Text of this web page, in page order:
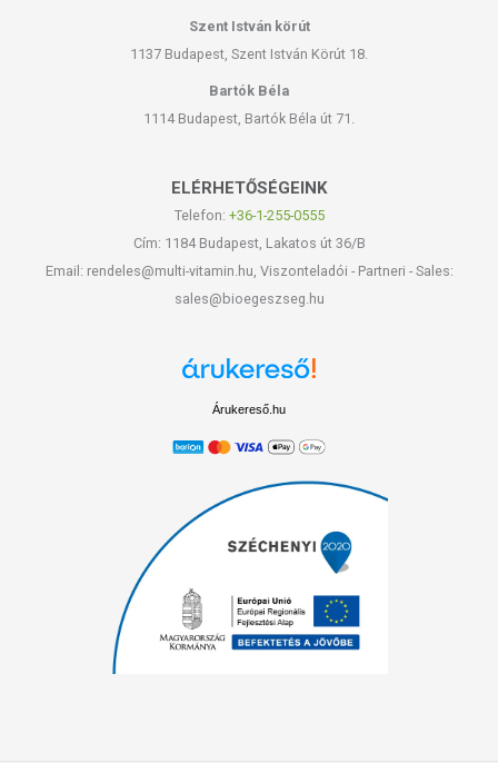
Szent István körút
1137 Budapest, Szent István Körút 18.
Bartók Béla
1114 Budapest, Bartók Béla út 71.
ELÉRHETŐSÉGEINK
Telefon: +36-1-255-0555
Cím: 1184 Budapest, Lakatos út 36/B
Email: rendeles@multi-vitamin.hu, Viszonteladói - Partneri - Sales:
sales@bioegeszseg.hu
Árukereső.hu